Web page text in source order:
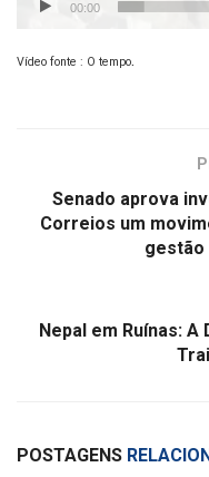
00:00
Vídeo fonte : O tempo.
Senado aprova
Correios um
gestão
Nepal em Ruínas:
POSTAGENS